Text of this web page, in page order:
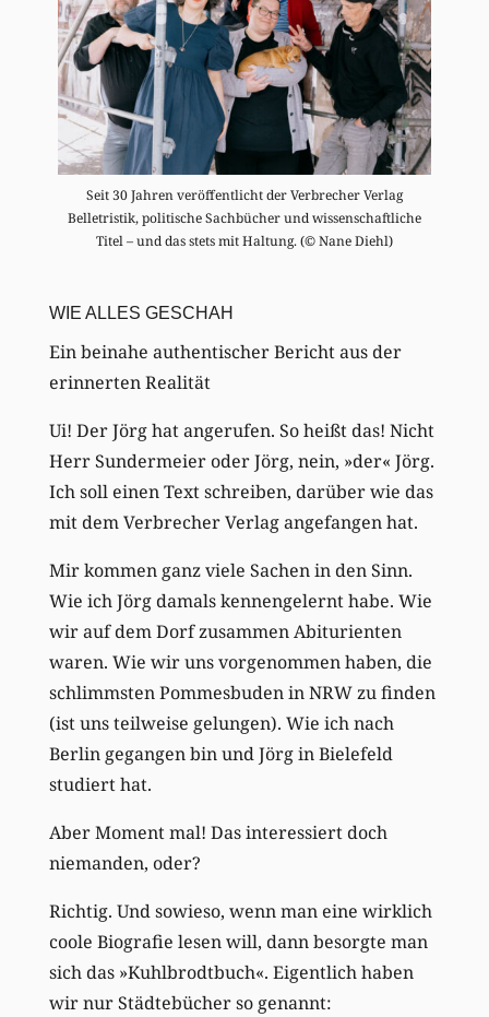
Seit 30 Jahren veröffentlicht der Verbrecher Verlag
Belletristik, politische Sachbücher und wissenschaftliche
Titel – und das stets mit Haltung. (© Nane Diehl)
WIE ALLES GESCHAH
Ein beinahe authentischer Bericht aus der
erinnerten Realität
Ui! Der Jörg hat angerufen. So heißt das! Nicht
Herr Sundermeier oder Jörg, nein, »der« Jörg.
Ich soll einen Text schreiben, darüber wie das
mit dem Verbrecher Verlag angefangen hat.
Mir kommen ganz viele Sachen in den Sinn.
Wie ich Jörg damals kennengelernt habe. Wie
wir auf dem Dorf zusammen Abiturienten
waren. Wie wir uns vorgenommen haben, die
schlimmsten Pommesbuden in NRW zu finden
(ist uns teilweise gelungen). Wie ich nach
Berlin gegangen bin und Jörg in Bielefeld
studiert hat.
Aber Moment mal! Das interessiert doch
niemanden, oder?
Richtig. Und sowieso, wenn man eine wirklich
coole Biografie lesen will, dann besorgte man
sich das »Kuhlbrodtbuch«. Eigentlich haben
wir nur Städtebücher so genannt: